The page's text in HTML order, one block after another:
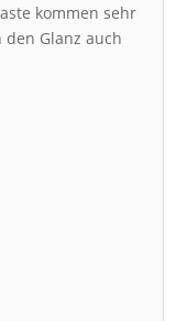
kommen sehr
Glanz auch